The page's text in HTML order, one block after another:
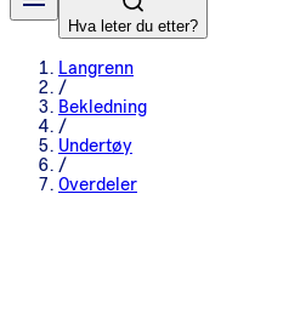
Hva leter du etter?
Langrenn
/
Bekledning
/
Undertøy
/
Overdeler